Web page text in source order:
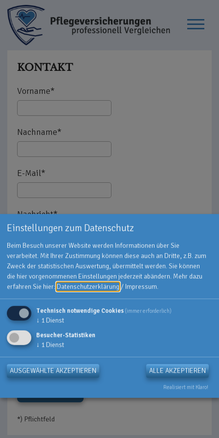
KONTAKT
Vorname*
Nachname*
E-Mail*
Nachricht*
Ich habe die
und bin damit einverstanden.*
*) Pflichtfeld
Einstellungen zum Datenschutz
Beim Besuch unserer Website werden Informationen über Sie
verarbeitet. Mit Ihrer Zustimmung können diese auch an Dritte, z.B. zum
Zweck der statistischen Auswertung, übermittelt werden. Sie können
die hier vorgenommenen Einstellungen jederzeit abändern. Mehr dazu
erfahren Sie hier: Datenschutzerklärung / Impressum.
Technisch notwendige Cookies (immer erforderlich)
↓ 1 Dienst
Besucher-Statistiken
↓ 1 Dienst
AUSGEWÄHLTE AKZEPTIEREN ALLE AKZEPTIEREN
Realisiert mit Klaro!